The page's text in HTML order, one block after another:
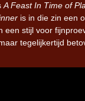
A Feast In Time of
is in die zin een
stijl voor
tegelijkertijd